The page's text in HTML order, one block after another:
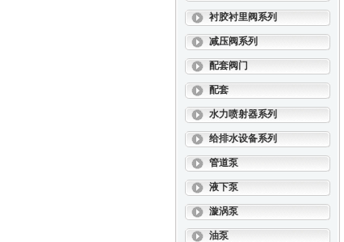
衬胶衬里阀系列
减压阀系列
配套阀门
配套
水力喷射器系列
给排水设备系列
管道泵
液下泵
漩涡泵
油泵